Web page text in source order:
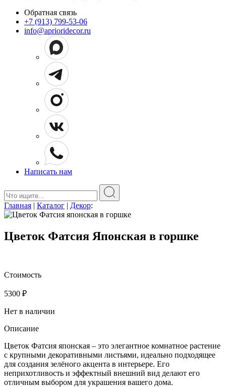
Обратная связь
+7 (913) 799-53-06
info@aprioridecor.ru
Написать нам
Главная | Каталог | Декор:
Цветок Фатсия Японская в горшке
Стоимость
5300 ₽
Нет в наличии
Описание
Цветок Фатсия японская – это элегантное комнатное растение
с крупными декоративными листьями, идеально подходящее
для создания зелёного акцента в интерьере. Его
неприхотливость и эффектный внешний вид делают его
отличным выбором для украшения вашего дома.